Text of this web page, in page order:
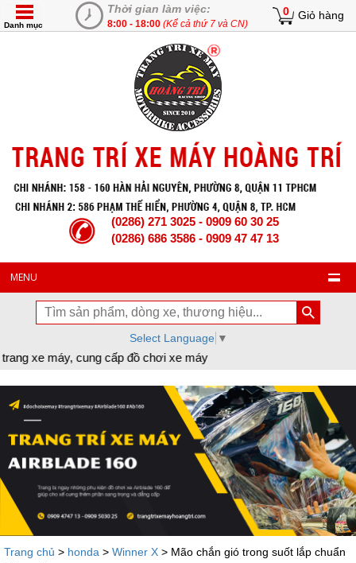
Thời gian làm việc:
8:00 - 18:00 (Kể cả thứ 7 và CN)
0 Giỏ hàng
Danh mục
(0286) 271 3025 - 0909 60 30 25
(0286) 686 3586 - 0909 47 47 13
MENU
Select Language ▼
cấp đồ chơi xe máy
Trang chủ > honda > Winner X > Mão chắn gió trong suốt lắp chuẩn